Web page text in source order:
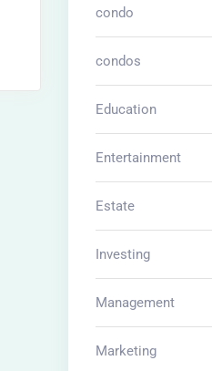
condo
condos
Education
Entertainment
Estate
Investing
Management
Marketing